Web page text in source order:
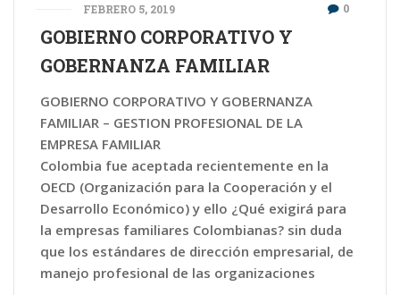
FEBRERO 5, 2019 0
GOBIERNO CORPORATIVO Y
GOBERNANZA FAMILIAR
GOBIERNO CORPORATIVO Y GOBERNANZA
FAMILIAR – GESTION PROFESIONAL DE LA
EMPRESA FAMILIAR
Colombia fue aceptada recientemente en la
OECD (Organización para la Cooperación y el
Desarrollo Económico) y ello ¿Qué exigirá para
la empresas familiares Colombianas? sin duda
que los estándares de dirección empresarial, de
manejo profesional de las organizaciones